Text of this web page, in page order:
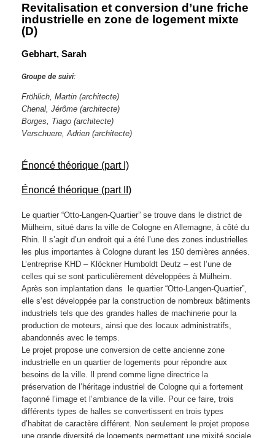
Revitalisation et conversion d’une friche
industrielle en zone de logement mixte
(D)
Gebhart, Sarah
Groupe de suivi:
Fröhlich, Martin (architecte)
Chenal, Jérôme (architecte)
Borges, Tiago (architecte)
Verschuere, Adrien (architecte)
Énoncé théorique (part I)
Énoncé théorique (part II)
Le quartier “Otto-Langen-Quartier” se trouve dans le district de
Mülheim, situé dans la ville de Cologne en Allemagne, à côté du
Rhin. Il s’agit d’un endroit qui a été l’une des zones industrielles
les plus importantes à Cologne durant les 150 dernières années.
L’entreprise KHD – Klöckner Humboldt Deutz – est l’une de
celles qui se sont particulièrement développées à Mülheim.
Après son implantation dans le quartier “Otto-Langen-Quartier”,
elle s’est développée par la construction de nombreux bâtiments
industriels tels que des grandes halles de machinerie pour la
production de moteurs, ainsi que des locaux administratifs,
abandonnés avec le temps.
Le projet propose une conversion de cette ancienne zone
industrielle en un quartier de logements pour répondre aux
besoins de la ville. Il prend comme ligne directrice la
préservation de l’héritage industriel de Cologne qui a fortement
façonné l’image et l’ambiance de la ville. Pour ce faire, trois
différents types de halles se convertissent en trois types
d’habitat de caractère différent. Non seulement le projet propose